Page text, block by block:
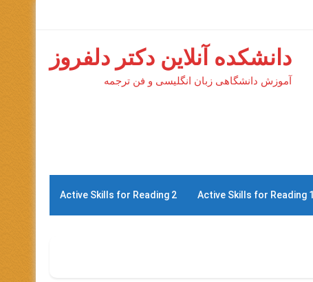
دانشکده آنلاین دکتر دلفروز
آموزش دانشگاهی زبان انگلیسی و فن ترجمه
Active Skills for Reading 1
Active Skills for Reading 2